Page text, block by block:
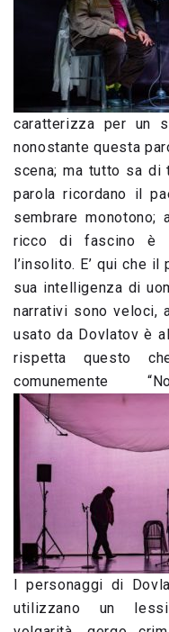
caratterizza per un
nonostante questa
scena; ma tutto sa di
parola ricordano il
sembrare
ricco di fascino è
l’insolito. E’ qui che
sua intelligenza di
narrativi sono veloci,
usato da Dovlatov è
rispetta questo
comunemente
I personaggi di
utilizzano un